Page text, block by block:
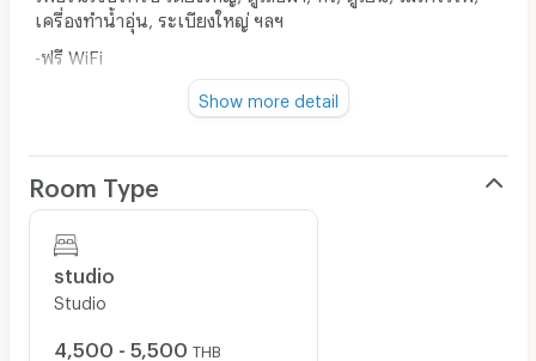
เครื่องทำน้ำอุ่น, ระเบียงใหญ่ ฯลฯ
-ฟรี WiFi
-สะอาด มีระบบรักษาความปลอดภัย
ห้องพักสตูดิโอ 22 ตรม.
สนใจติดต่อ
063-5259936 ออฟฟิศ
064-5381292 แม่บ้านตึก(พี่หญิง)
Line :https://lin.ee/ET0JT9y
Show more detail
Room Type
studio
Studio
4,500 - 5,500 THB